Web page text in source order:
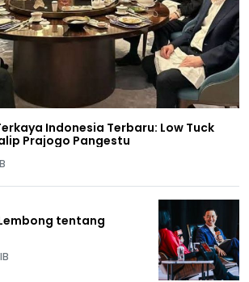
Indonesia Terbaru: Low Tuck
Prajogo Pangestu
tentang